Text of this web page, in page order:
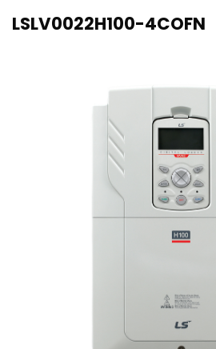
LSLV0022H100-4COFN